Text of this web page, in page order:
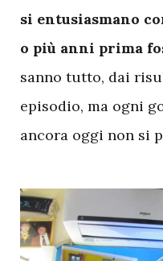
si entusiasmano
o più anni prima
sanno tutto, dai
episodio, ma ogni
ancora oggi non si